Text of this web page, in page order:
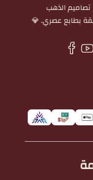
الذهب
بطابع عصري. 💎